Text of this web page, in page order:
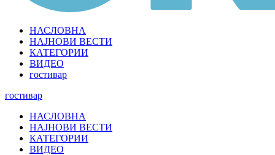
НАСЛОВНА
НАЈНОВИ ВЕСТИ
КАТЕГОРИИ
ВИДЕО
гостивар
гостивар
НАСЛОВНА
НАЈНОВИ ВЕСТИ
КАТЕГОРИИ
ВИДЕО